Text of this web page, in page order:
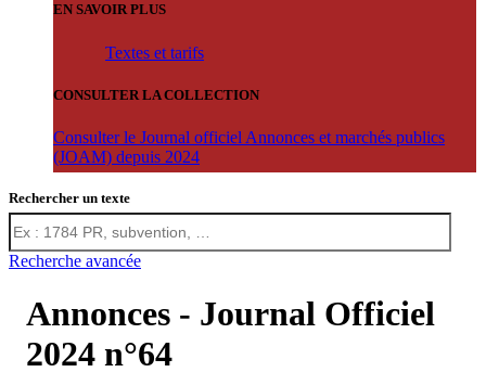
EN SAVOIR PLUS
Textes et tarifs
CONSULTER LA COLLECTION
Consulter le Journal officiel Annonces et marchés publics
(JOAM) depuis 2024
Rechercher un texte
Recherche avancée
Annonces - Journal Officiel
2024 n°64